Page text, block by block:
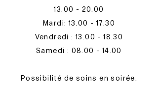
13.00 - 20.00
Mardi: 13.00 - 17.30
​​Vendredi :13.00 - 18.30
Samedi : 08.00 - 14.00
Possibilité de soins en soirée.